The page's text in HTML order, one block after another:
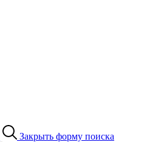
Закрыть форму поиска